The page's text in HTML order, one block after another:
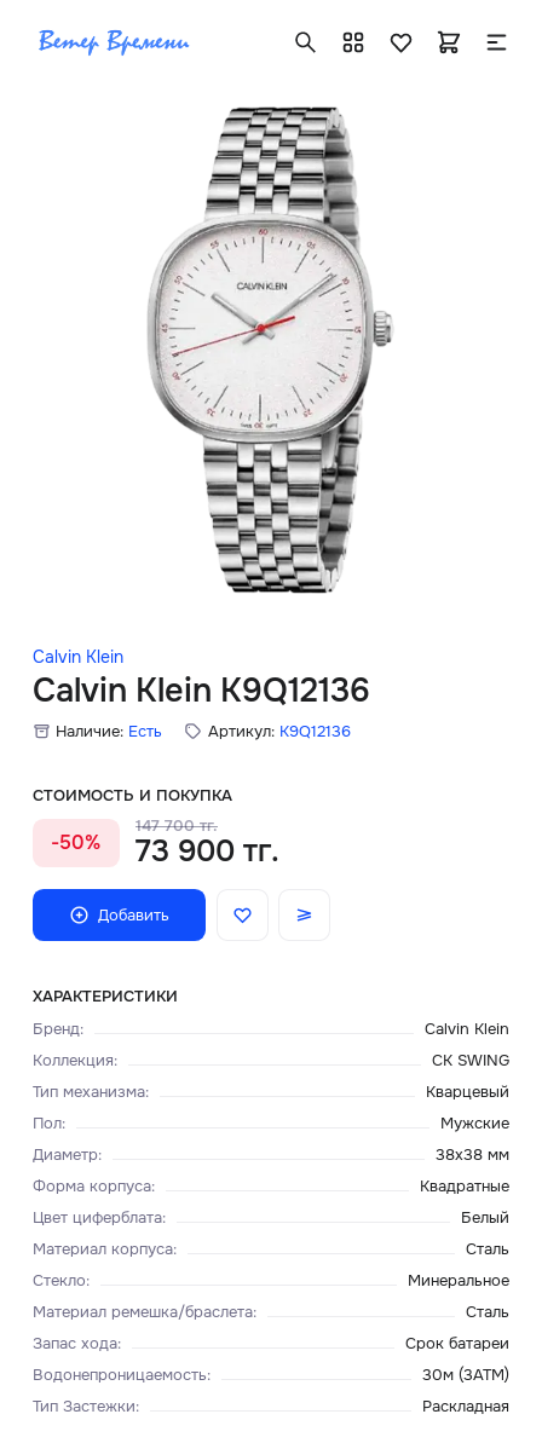
Calvin Klein
Calvin Klein K9Q12136
Наличие: Есть Артикул: K9Q12136
СТОИМОСТЬ И ПОКУПКА
-50%
147 700 тг.
73 900 тг.
Добавить
ХАРАКТЕРИСТИКИ
Бренд:
Calvin Klein
Коллекция:
CK SWING
Тип механизма:
Кварцевый
Пол:
Мужские
Диаметр:
38х38 мм
Форма корпуса:
Квадратные
Цвет циферблата:
Белый
Материал корпуса:
Сталь
Стекло:
Минеральное
Материал ремешка/браслета:
Сталь
Запас хода:
Срок батареи
Водонепроницаемость:
30м (3ATM)
Тип Застежки: Раскладная
+7 ( 705 ) 181-42-50
info@vetervremeni.kz
Авторизация
Каталог
Мужские часы
Женские часы
Скидки
Главная
О нас
Доставка и оплата
Блог